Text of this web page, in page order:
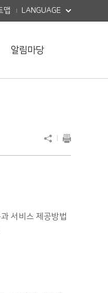
맵 LANGUAGE
알림마당
서비스 제공방법